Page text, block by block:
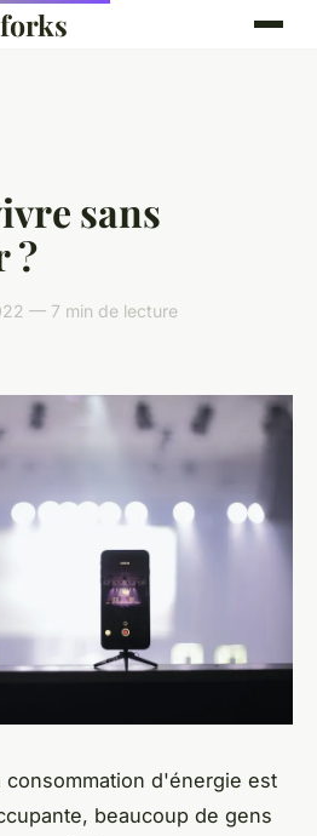
sans
?
— 7 min de lecture
consommation d'énergie est
beaucoup de gens